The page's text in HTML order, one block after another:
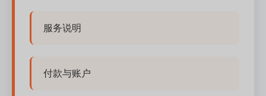
服务说明
付款与账户